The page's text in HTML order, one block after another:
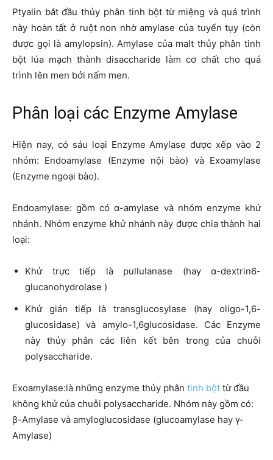
Ptyalin bắt đầu thủy phân tinh bột từ miệng và quá trình
này hoàn tất ở ruột non nhờ amylase của tuyến tụy (còn
được gọi là amylopsin). Amylase của malt thủy phân tinh
bột lúa mạch thành disaccharide làm cơ chất cho quá
trình lên men bởi nấm men.
Phân loại các Enzyme Amylase
Hiện nay, có sáu loại Enzyme Amylase được xếp vào 2
nhóm: Endoamylase (Enzyme nội bào) và Exoamylase
(Enzyme ngoại bào).
Endoamylase: gồm có α-amylase và nhóm enzyme khử
nhánh. Nhóm enzyme khử nhánh này được chia thành hai
loại:
Khử trực tiếp là pullulanase (hay α-dextrin6-
glucanohydrolase )
Khử gián tiếp là transglucosylase (hay oligo-1,6-
glucosidase) và amylo-1,6glucosidase. Các Enzyme
này thủy phân các liên kết bên trong của chuỗi
polysaccharide.
Exoamylase:là những enzyme thủy phân tinh bột từ đầu
không khử của chuỗi polysaccharide. Nhóm này gồm có:
β-Amylase và amyloglucosidase (glucoamylase hay γ-
Amylase)